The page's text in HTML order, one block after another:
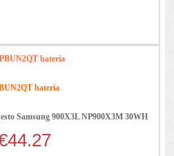
batería
Samsung 900X3L NP900X3M 30WH